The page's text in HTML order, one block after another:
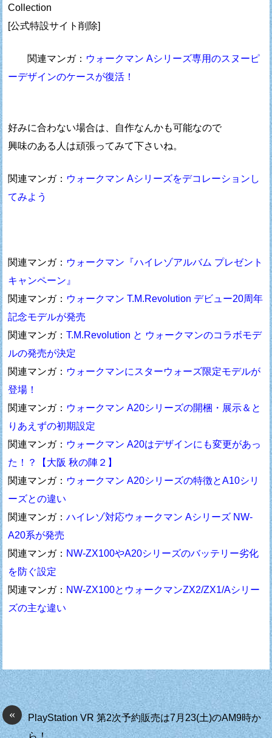
Collection
[公式特設サイト削除]
関連マンガ： ウォークマン Aシリーズ専用のスヌーピ
ーデザインのケースが復活！
好みに合わない場合は、自作なんかも可能なので
興味のある人は頑張ってみて下さいね。
関連マンガ： ウォークマン Aシリーズをデコレーションし
てみよう
関連マンガ： ウォークマン『ハイレゾアルバム プレゼント
キャンペーン』
関連マンガ： ウォークマン T.M.Revolution デビュー20周年
記念モデルが発売
関連マンガ：T.M.Revolution と ウォークマンのコラボモデ
ルの発売が決定
関連マンガ： ウォークマンにスターウォーズ限定モデルが
登場！
関連マンガ： ウォークマン A20シリーズの開梱・展示＆と
りあえずの初期設定
関連マンガ： ウォークマン A20はデザインにも変更があっ
た！？【大阪 秋の陣２】
関連マンガ： ウォークマン A20シリーズの特徴とA10シリ
ーズとの違い
関連マンガ：ハイレゾ対応ウォークマン Aシリーズ NW-
A20系が発売
関連マンガ： NW-ZX100やA20シリーズのバッテリー劣化
を防ぐ設定
関連マンガ： NW-ZX100とウォークマンZX2/ZX1/Aシリー
ズの主な違い
«
PlayStation VR 第2次予約販売は7月23(土)のAM9時か